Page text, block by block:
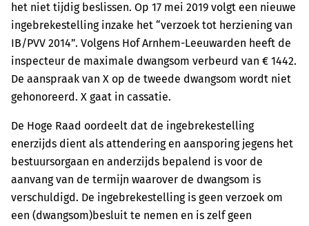
het niet tijdig beslissen. Op 17 mei 2019 volgt een nieuwe
ingebrekestelling inzake het “verzoek tot herziening van
IB/PVV 2014”. Volgens Hof Arnhem-Leeuwarden heeft de
inspecteur de maximale dwangsom verbeurd van € 1442.
De aanspraak van X op de tweede dwangsom wordt niet
gehonoreerd. X gaat in cassatie.
De Hoge Raad oordeelt dat de ingebrekestelling
enerzijds dient als attendering en aansporing jegens het
bestuursorgaan en anderzijds bepalend is voor de
aanvang van de termijn waarover de dwangsom is
verschuldigd. De ingebrekestelling is geen verzoek om
een (dwangsom)besluit te nemen en is zelf geen